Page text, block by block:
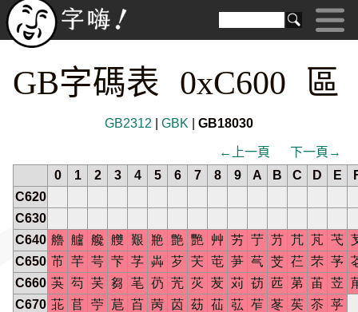
GB字碼表 0xC600 區
GB2312 GBK GB18030
←上一頁
下一頁→
0
1 2 3 4 5 6 7 8 9 A B C D E
C620
C630
C640 艪 艫 艬 艭 艱 艵 艶 艷 艸 艻 艼 芀 芁 芃 芅
C650 芇 芉 芌 芐 芓 芔 芕 芖 芚 芛 芞 芠 芢 芣 芧
C660 芵 芶 芺 芻 芼 芿 苀 苂 苃 苅 苆 苉 苐 苖 苙
C670 苝 苢 苧 苨 苩 苪 苬 苭 苮 苰 苲 苳 苵 苶 苸